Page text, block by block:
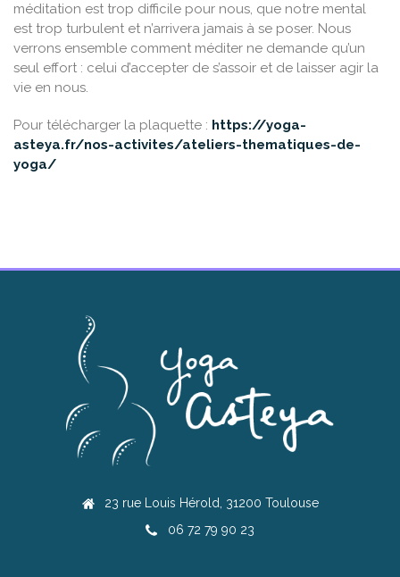
méditation est trop difficile pour nous, que notre mental
est trop turbulent et n’arrivera jamais à se poser. Nous
verrons ensemble comment méditer ne demande qu’un
seul effort : celui d’accepter de s’assoir et de laisser agir la
vie en nous.
Pour télécharger la plaquette : https://yoga-
asteya.fr/nos-activites/ateliers-thematiques-de-
yoga/
23 rue Louis Hérold, 31200 Toulouse
06 72 79 90 23